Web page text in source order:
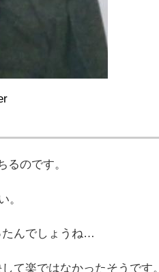
のです。
。
たんでしょうね…
て楽ではなかったそうです。